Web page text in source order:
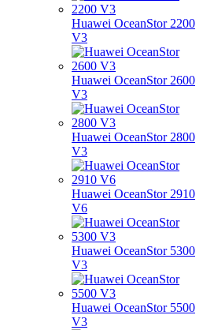
Huawei OceanStor 2200
V3
Huawei OceanStor 2600
V3
Huawei OceanStor 2800
V3
Huawei OceanStor 2910
V6
Huawei OceanStor 5300
V3
Huawei OceanStor 5500
V3